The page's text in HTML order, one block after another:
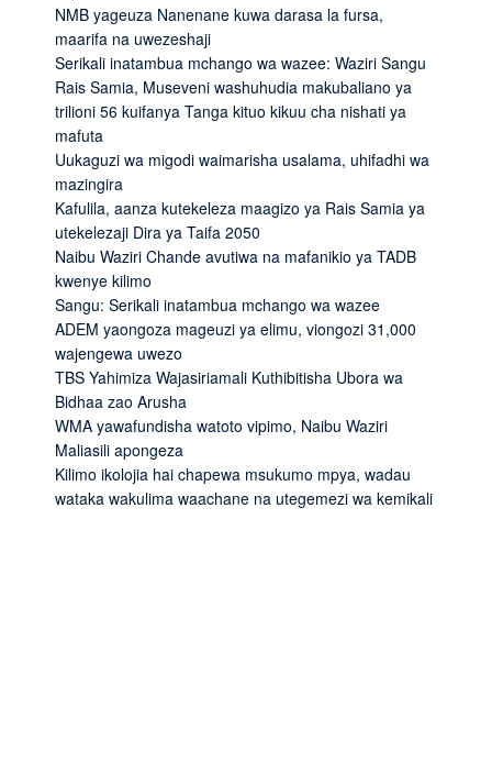
NMB yageuza Nanenane kuwa darasa la fursa,
maarifa na uwezeshaji
Serikali inatambua mchango wa wazee: Waziri Sangu
Rais Samia, Museveni washuhudia makubaliano ya
trilioni 56 kuifanya Tanga kituo kikuu cha nishati ya
mafuta
Uukaguzi wa migodi waimarisha usalama, uhifadhi wa
mazingira
Kafulila, aanza kutekeleza maagizo ya Rais Samia ya
utekelezaji Dira ya Taifa 2050
Naibu Waziri Chande avutiwa na mafanikio ya TADB
kwenye kilimo
Sangu: Serikali inatambua mchango wa wazee
ADEM yaongoza mageuzi ya elimu, viongozi 31,000
wajengewa uwezo
TBS Yahimiza Wajasiriamali Kuthibitisha Ubora wa
Bidhaa zao Arusha
WMA yawafundisha watoto vipimo, Naibu Waziri
Maliasili apongeza
Kilimo ikolojia hai chapewa msukumo mpya, wadau
wataka wakulima waachane na utegemezi wa kemikali